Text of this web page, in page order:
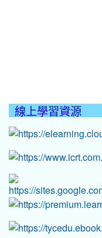
線上學習資源